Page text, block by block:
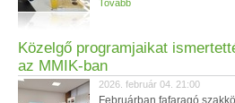
Tovább
Közelgő programjaikat
az MMIK-ban
2026. február 04. 21:00
Februárban fafaragó